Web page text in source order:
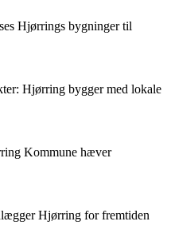
Hjørrings bygninger til
Hjørring bygger med lokale
Kommune hæver
Hjørring for fremtiden